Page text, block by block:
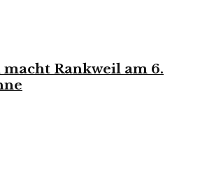
Rankweil am 6.